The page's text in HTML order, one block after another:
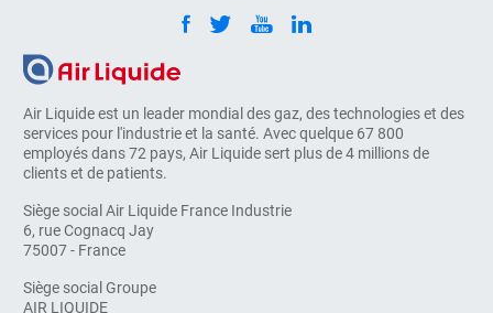
Air Liquide est un leader mondial des gaz, des technologies et des
services pour l'industrie et la santé. Avec quelque 67 800
employés dans 72 pays, Air Liquide sert plus de 4 millions de
clients et de patients.
Siège social Air Liquide France Industrie
6, rue Cognacq Jay
75007 - France
Siège social Groupe
AIR LIQUIDE